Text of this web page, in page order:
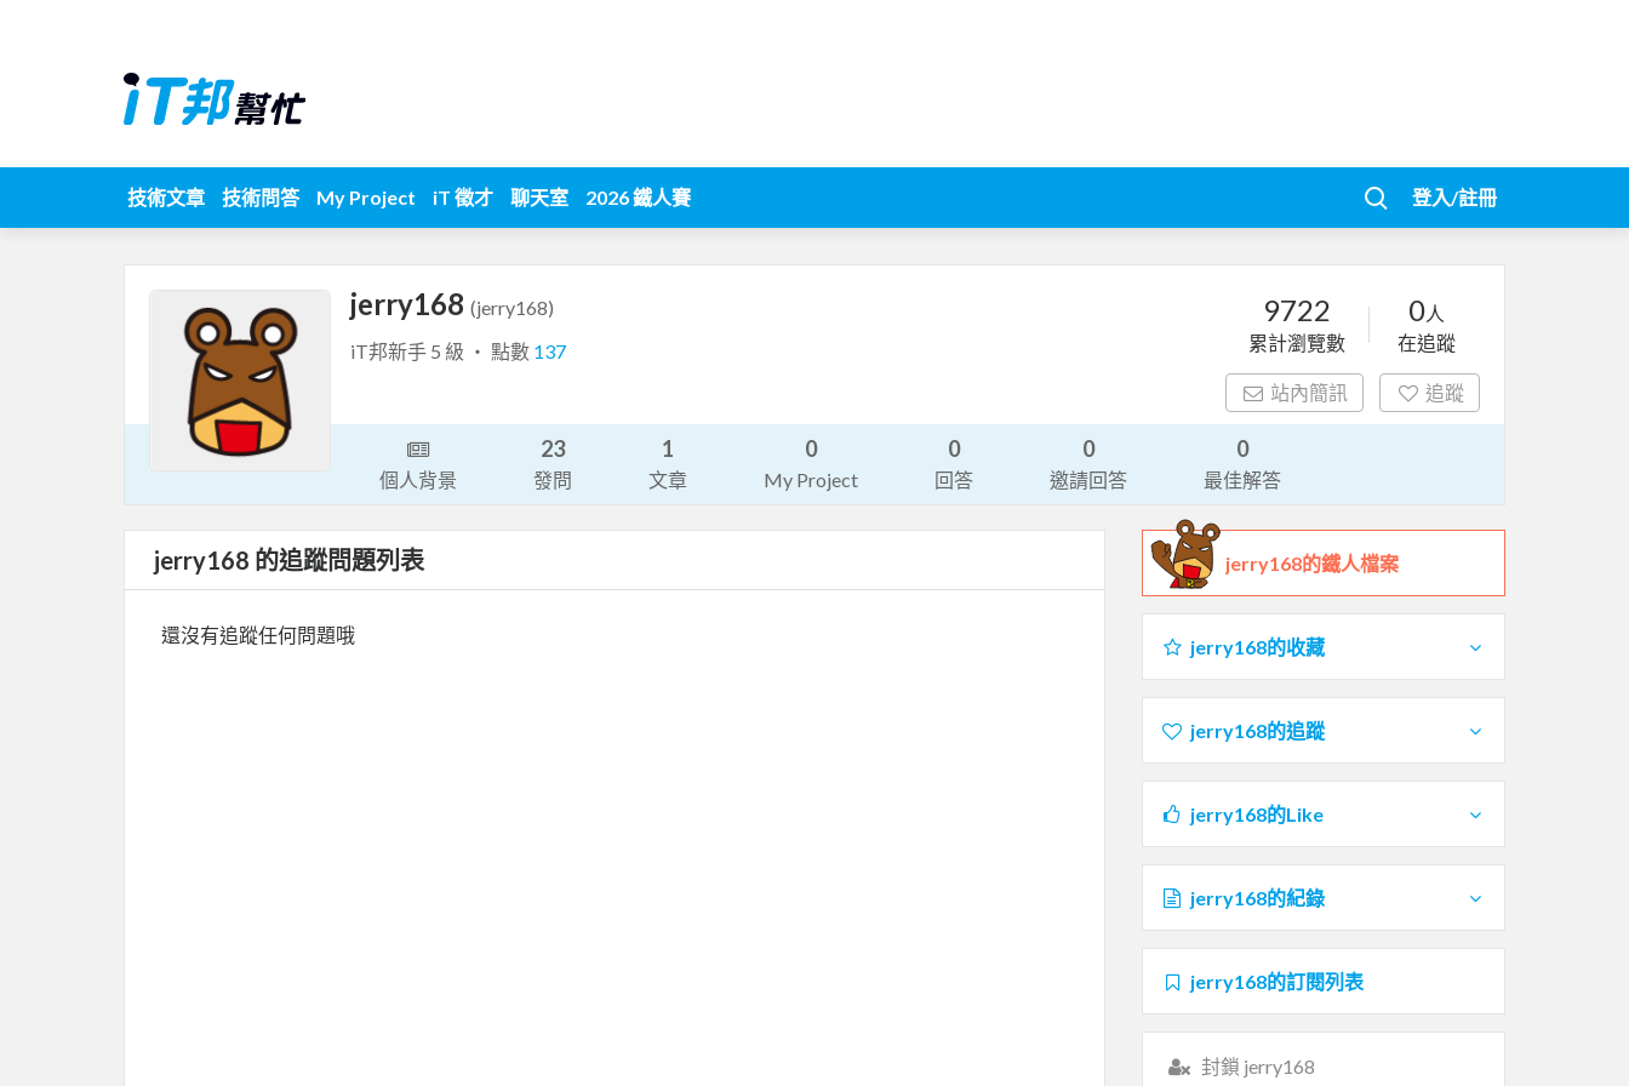
技術文章 技術問答 My Project iT 徵才 聊天室 2026 鐵人賽 登入/註冊
jerry168 (jerry168)
iT邦新手 5 級 ‧ 點數 137
9722
累計瀏覽數
0人
在追蹤
站內簡訊 追蹤
個人背景
23
發問
1
文章
0
My Project
0
回答
0
邀請回答
0
最佳解答
jerry168 的追蹤問題列表
還沒有追蹤任何問題哦
jerry168的鐵人檔案
jerry168的收藏
jerry168的追蹤
jerry168的Like
jerry168的紀錄
jerry168的訂閱列表
封鎖 jerry168